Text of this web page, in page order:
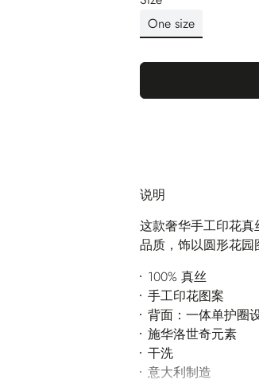
One size
说明
这款奢华手工印花真
品质，饰以圆形花园
100% 真丝
手工印花图案
背面：一体单护圈
施华洛世奇元素
干洗
意大利制造